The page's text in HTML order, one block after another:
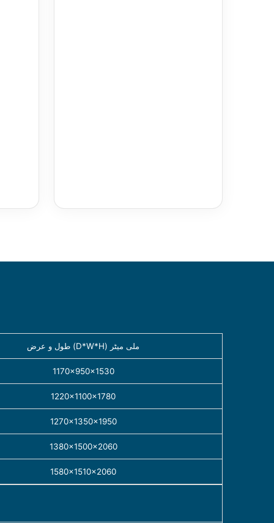
طول و عرض (D*W*H) ملی میٹر
1170×950×1530
1220×1100×1780
1270×1350×1950
1380×1500×2060
1580×1510×2060